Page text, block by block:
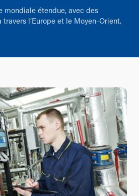
mondiale étendue, avec des
travers l’Europe et le Moyen-Orient.